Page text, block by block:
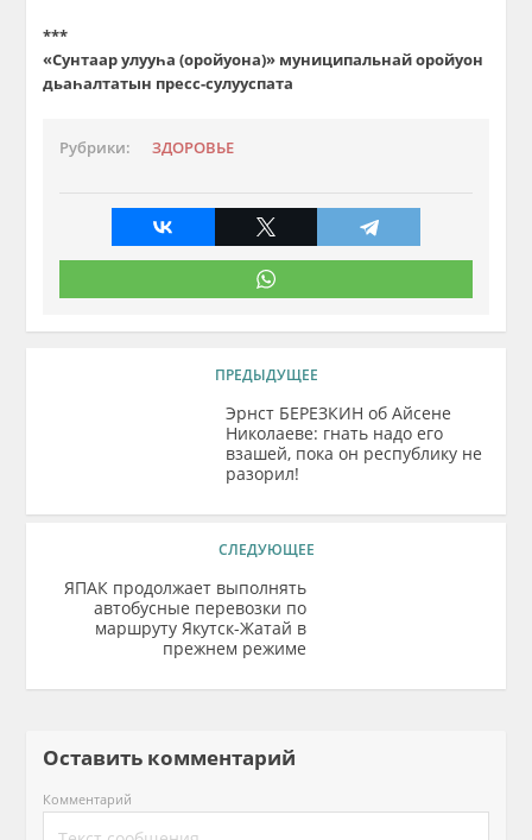
***
«Сунтаар улууһа (оройуона)» муниципальнай оройуон
дьаһалтатын пресс-сулууспата
Рубрики: ЗДОРОВЬЕ
ПРЕДЫДУЩЕЕ
Эрнст БЕРЕЗКИН об Айсене
Николаеве: гнать надо его
взашей, пока он республику не
разорил!
СЛЕДУЮЩЕЕ
ЯПАК продолжает выполнять
автобусные перевозки по
маршруту Якутск-Жатай в
прежнем режиме
Оставить комментарий
Комментарий